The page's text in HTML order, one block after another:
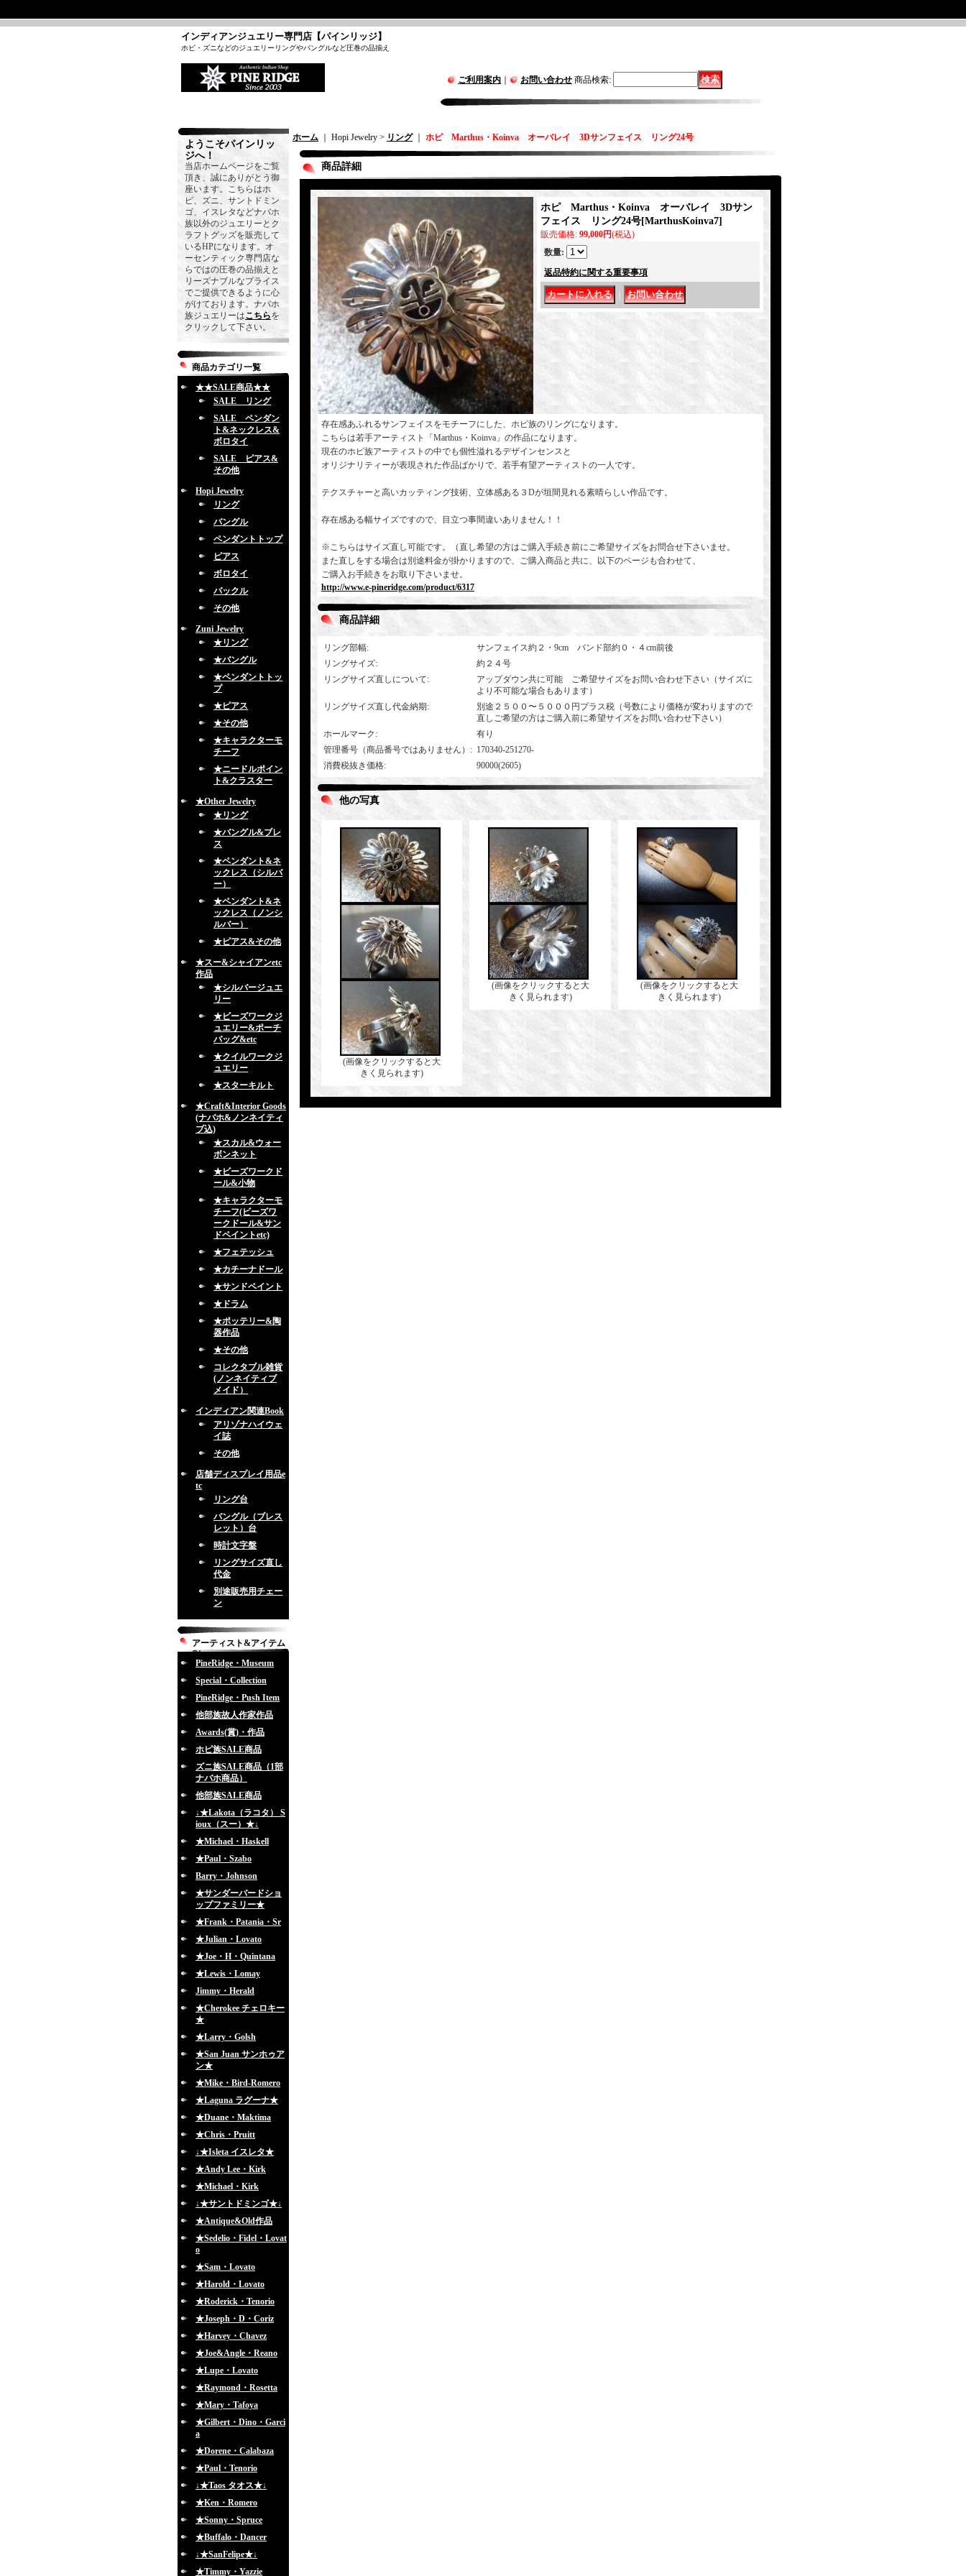
インディアンジュエリー専門店【パインリッジ】
ホピ・ズニなどのジュエリーリングやバングルなど圧巻の品揃え
ご利用案内 お問い合わせ 商品検索:
ようこそパインリッ
ジへ！
当店ホームページをご覧
頂き、誠にありがとう御
座います。こちらはホ
ピ、ズニ、サントドミン
ゴ、イスレタなどナバホ
族以外のジュエリーとク
ラフトグッズを販売して
いるHPになります。オ
ーセンティック専門店な
らではの圧巻の品揃えと
リーズナブルなプライス
でご提供できるように心
がけております。ナバホ
族ジュエリーはこちらを
クリックして下さい。
商品カテゴリ一覧
★★SALE商品★★
SALE リング
SALE ペンダン
ト&ネックレス&
ボロタイ
SALE ピアス&
その他
Hopi Jewelry
リング
バングル
ペンダントトップ
ピアス
ボロタイ
バックル
その他
Zuni Jewelry
★リング
★バングル
★ペンダントトッ
プ
★ピアス
★その他
★キャラクターモ
チーフ
★ニードルポイン
ト&クラスター
★Other Jewelry
★リング
★バングル&ブレ
ス
★ペンダント&ネ
ックレス（シルバ
ー）
★ペンダント&ネ
ックレス（ノンシ
ルバー）
★ピアス&その他
★スー&シャイアンetc
作品
★シルバージュエ
リー
★ビーズワークジ
ュエリー&ポーチ
バッグ&etc
★クイルワークジ
ュエリー
★スターキルト
★Craft&Interior Goods
(ナバホ&ノンネイティ
ブ込)
★スカル&ウォー
ボンネット
★ビーズワークド
ール&小物
★キャラクターモ
チーフ(ビーズワ
ークドール&サン
ドペイントetc)
★フェテッシュ
★カチーナドール
★サンドペイント
★ドラム
★ポッテリー&陶
器作品
★その他
コレクタブル雑貨
(ノンネイティブ
メイド）
インディアン関連Book
アリゾナハイウェ
イ誌
その他
店舗ディスプレイ用品e
tc
リング台
バングル（ブレス
レット）台
時計文字盤
リングサイズ直し
代金
別途販売用チェー
ン
アーティスト&アイテム
別
PineRidge・Museum
Special・Collection
PineRidge・Push Item
他部族故人作家作品
Awards(賞)・作品
ホピ族SALE商品
ズニ族SALE商品（1部
ナバホ商品）
他部族SALE商品
↓★Lakota（ラコタ） S
ioux（スー）★↓
★Michael・Haskell
★Paul・Szabo
Barry・Johnson
★サンダーバードショ
ップファミリー★
★Frank・Patania・Sr
★Julian・Lovato
★Joe・H・Quintana
★Lewis・Lomay
Jimmy・Herald
★Cherokee チェロキー
★
★Larry・Golsh
★San Juan サンホゥア
ン★
★Mike・Bird-Romero
★Laguna ラグーナ★
★Duane・Maktima
★Chris・Pruitt
↓★Isleta イスレタ★
★Andy Lee・Kirk
★Michael・Kirk
↓★サントドミンゴ★↓
★Antique&Old作品
★Sedelio・Fidel・Lovat
o
★Sam・Lovato
★Harold・Lovato
★Roderick・Tenorio
★Joseph・D・Coriz
★Harvey・Chavez
★Joe&Angle・Reano
★Lupe・Lovato
★Raymond・Rosetta
★Mary・Tafoya
★Gilbert・Dino・Garci
a
★Dorene・Calabaza
★Paul・Tenorio
↓★Taos タオス★↓
★Ken・Romero
★Sonny・Spruce
★Buffalo・Dancer
↓★SanFelipe★↓
★Timmy・Yazzie
ホーム ｜ Hopi Jewelry > リング｜ ホピ Marthus・Koinva オーバレイ 3Dサンフェイス リング24号
商品詳細
ホピ Marthus・Koinva オーバレイ 3Dサン
フェイス リング24号[MarthusKoinva7]
販売価格: 99,000円(税込)
数量:
返品特約に関する重要事項
存在感あふれるサンフェイスをモチーフにした、ホピ族のリングになります。
こちらは若手アーティスト「Marthus・Koinva」の作品になります。
現在のホピ族アーティストの中でも個性溢れるデザインセンスと
オリジナリティーが表現された作品ばかりで、若手有望アーティストの一人です。
テクスチャーと高いカッティング技術、立体感ある３Dが垣間見れる素晴らしい作品です。
存在感ある幅サイズですので、目立つ事間違いありません！！
※こちらはサイズ直し可能です。（直し希望の方はご購入手続き前にご希望サイズをお問合せ下さいませ。
また直しをする場合は別途料金が掛かりますので、ご購入商品と共に、以下のページも合わせて、
ご購入お手続きをお取り下さいませ。
http://www.e-pineridge.com/product/6317
商品詳細
リング部幅:
サンフェイス約２・9cm バンド部約０・４cm前後
リングサイズ:
約２４号
リングサイズ直しについて:
アップダウン共に可能 ご希望サイズをお問い合わせ下さい（サイズに
より不可能な場合もあります）
リングサイズ直し代金納期:
別途２５００〜５０００円プラス税（号数により価格が変わりますので
直しご希望の方はご購入前に希望サイズをお問い合わせ下さい）
ホールマーク :
有り
管理番号（商品番号ではありません） : 170340-251270-
消費税抜き価格: 90000(2605)
他の写真
(画像をクリックすると大
きく見られます)
(画像をクリックすると大
きく見られます)
(画像をクリックすると大
きく見られます)